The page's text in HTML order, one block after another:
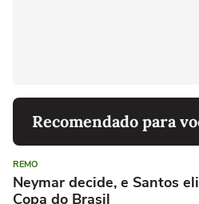
Recomendado para
REMO
Neymar decide, e Santos
Copa do Brasil